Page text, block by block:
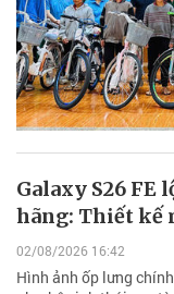
Galaxy S26 FE
hãng: Thiết kế
02/08/2026 16:42
Hình ảnh ốp lưng